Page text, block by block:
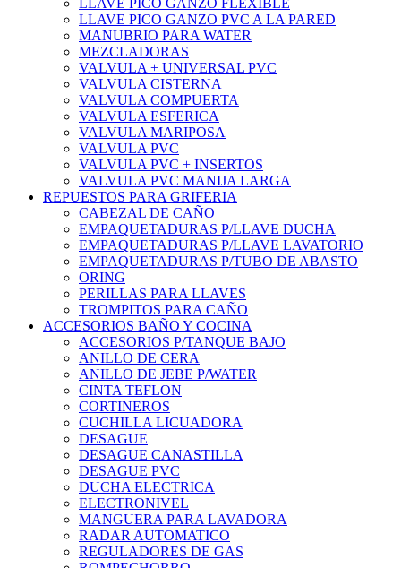
LLAVE PICO GANZO FLEXIBLE
LLAVE PICO GANZO PVC A LA PARED
MANUBRIO PARA WATER
MEZCLADORAS
VALVULA + UNIVERSAL PVC
VALVULA CISTERNA
VALVULA COMPUERTA
VALVULA ESFERICA
VALVULA MARIPOSA
VALVULA PVC
VALVULA PVC + INSERTOS
VALVULA PVC MANIJA LARGA
REPUESTOS PARA GRIFERIA
CABEZAL DE CAÑO
EMPAQUETADURAS P/LLAVE DUCHA
EMPAQUETADURAS P/LLAVE LAVATORIO
EMPAQUETADURAS P/TUBO DE ABASTO
ORING
PERILLAS PARA LLAVES
TROMPITOS PARA CAÑO
ACCESORIOS BAÑO Y COCINA
ACCESORIOS P/TANQUE BAJO
ANILLO DE CERA
ANILLO DE JEBE P/WATER
CINTA TEFLON
CORTINEROS
CUCHILLA LICUADORA
DESAGUE
DESAGUE CANASTILLA
DESAGUE PVC
DUCHA ELECTRICA
ELECTRONIVEL
MANGUERA PARA LAVADORA
RADAR AUTOMATICO
REGULADORES DE GAS